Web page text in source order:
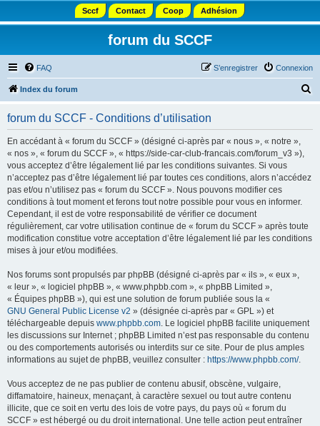
Sccf Contact Coop Adhésion
forum du SCCF
FAQ Connexion
S’enregistrer
Index du forum
forum du SCCF - Conditions d’utilisation
En accédant à « forum du SCCF » (désigné ci-après par « nous », « notre »,
« nos », « forum du SCCF », « https://side-car-club-francais.com/forum_v3 »),
vous acceptez d’être légalement lié par les conditions suivantes. Si vous
n’acceptez pas d’être légalement lié par toutes ces conditions, alors n’accédez
pas et/ou n’utilisez pas « forum du SCCF ». Nous pouvons modifier ces
conditions à tout moment et ferons tout notre possible pour vous en informer.
Cependant, il est de votre responsabilité de vérifier ce document
régulièrement, car votre utilisation continue de « forum du SCCF » après toute
modification constitue votre acceptation d’être légalement lié par les conditions
mises à jour et/ou modifiées.
Nos forums sont propulsés par phpBB (désigné ci-après par « ils », « eux »,
« leur », « logiciel phpBB », « www.phpbb.com », « phpBB Limited »,
« Équipes phpBB »), qui est une solution de forum publiée sous la «
GNU General Public License v2 » (désignée ci-après par « GPL ») et
téléchargeable depuis www.phpbb.com. Le logiciel phpBB facilite uniquement
les discussions sur Internet ; phpBB Limited n’est pas responsable du contenu
ou des comportements autorisés ou interdits sur ce site. Pour de plus amples
informations au sujet de phpBB, veuillez consulter : https://www.phpbb.com/.
Vous acceptez de ne pas publier de contenu abusif, obscène, vulgaire,
diffamatoire, haineux, menaçant, à caractère sexuel ou tout autre contenu
illicite, que ce soit en vertu des lois de votre pays, du pays où « forum du
SCCF » est hébergé ou du droit international. Une telle action peut entraîner